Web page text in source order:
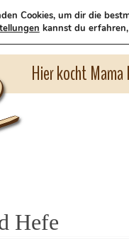
Hier kocht
Hefe
Cookies, um dir die
kannst du